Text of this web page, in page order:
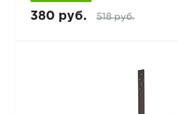
380 руб. 518 руб.